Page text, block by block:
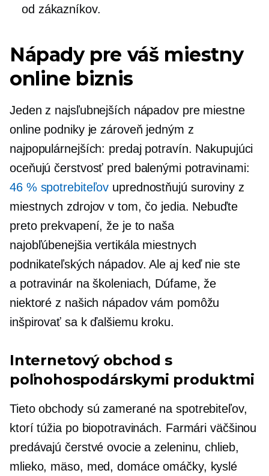
od zákazníkov.
Nápady pre váš miestny
online biznis
Jeden z najsľubnejších nápadov pre miestne
online podniky je zároveň jedným z
najpopulárnejších: predaj potravín. Nakupujúci
oceňujú čerstvosť pred balenými potravinami:
46 % spotrebiteľov uprednostňujú suroviny z
miestnych zdrojov v tom, čo jedia. Nebuďte
preto prekvapení, že je to naša
najobľúbenejšia vertikála miestnych
podnikateľských nápadov. Ale aj keď nie ste
a potravinár na školeniach, Dúfame, že
niektoré z našich nápadov vám pomôžu
inšpirovať sa k ďalšiemu kroku.
Internetový obchod s
poľnohospodárskymi produktmi
Tieto obchody sú zamerané na spotrebiteľov,
ktorí túžia po biopotravinách. Farmári väčšinou
predávajú čerstvé ovocie a zeleninu, chlieb,
mlieko, mäso, med, domáce omáčky, kyslé